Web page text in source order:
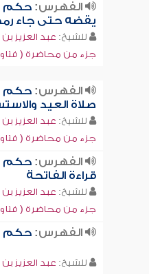
الفهرس:حكم
يقضه حتى جاء
للشيخ: عبد العزيز بن
جزء من محاضرة ( فتاوى
الفهرس:حكم
صلاة العيد
للشيخ: عبد العزيز بن
جزء من محاضرة ( فتاوى
الفهرس:حكم
قراءة الفاتحة
للشيخ: عبد العزيز بن
جزء من محاضرة ( فتاوى
الفهرس:حكم
للشيخ: عبد العزيز بن